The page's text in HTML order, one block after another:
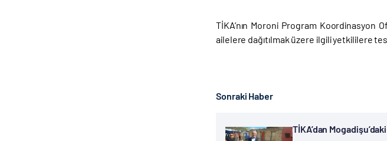
TİKA’nın Moroni Program Koordinasyon
ailelere dağıtılmak üzere ilgili yetkililere
Sonraki Haber
TİKA’dan